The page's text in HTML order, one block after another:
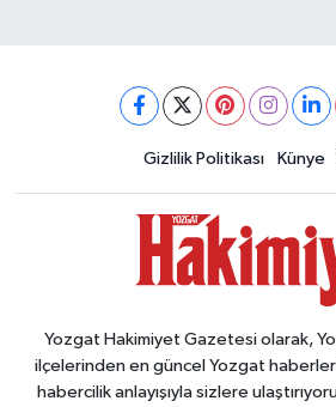
Gizlilik Politikası Künye
Yozgat Hakimiyet Gazetesi olarak,
ilçelerinden en güncel Yozgat
habercilik anlayışıyla sizlere